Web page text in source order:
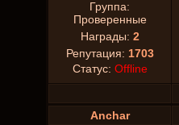
Группа:
Проверенные
Награды: 2
Репутация: 1703
Статус: Offline
Anchar